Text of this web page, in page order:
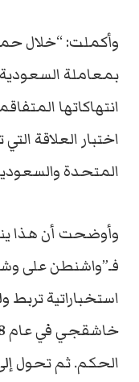
وأكملت: “خلال
بمعاملة
انتهاكاتها
المتحدة
وأوضحت أن هذا
فـ”واشنطن على
استخباراتية
الحكم. ثم تحول